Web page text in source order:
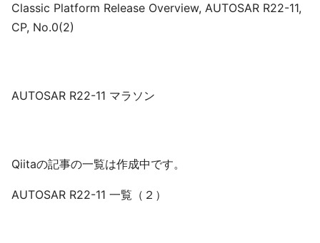
Classic Platform Release Overview, AUTOSAR R22-11,
CP, No.0(2)
AUTOSAR R22-11 マラソン
Qiitaの記事の一覧は作成中です。
AUTOSAR R22-11 一覧（２）